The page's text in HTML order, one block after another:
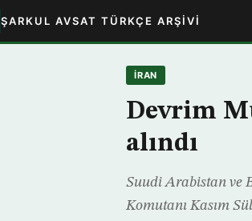
ŞARKUL AVSAT TÜRKÇE ARŞIVI
İRAN
Devrim
alındı
Suudi Arabistan ve
Komutanı Kasım